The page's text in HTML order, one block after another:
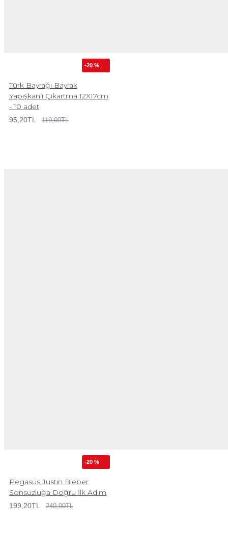
-20 %
Türk Bayrağı Bayrak
Yapışkanlı Çıkartma 12X17cm
- 10 adet
95,20TL 119,00TL
-20 %
Pegasus Justın Bieber
Sonsuzluğa Doğru İlk Adım
199,20TL 249,00TL